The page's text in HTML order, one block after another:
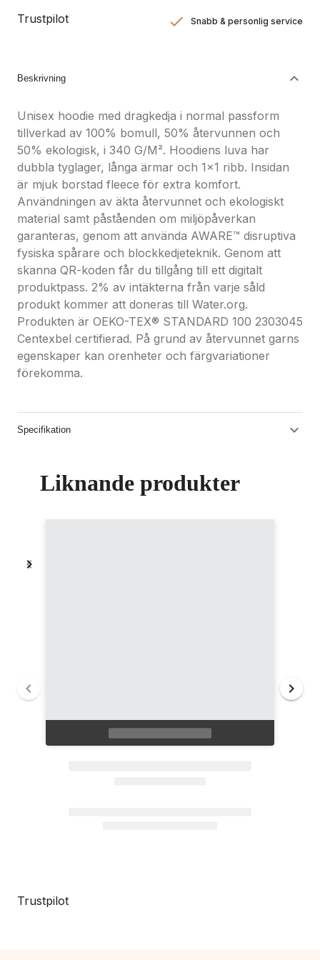
Trustpilot Snabb & personlig service
Beskrivning
Unisex hoodie med dragkedja i normal passform
tillverkad av 100% bomull, 50% återvunnen och
50% ekologisk, i 340 G/M². Hoodiens luva har
dubbla tyglager, långa ärmar och 1x1 ribb. Insidan
är mjuk borstad fleece för extra komfort.
Användningen av äkta återvunnet och ekologiskt
material samt påståenden om miljöpåverkan
garanteras, genom att använda AWARE™ disruptiva
fysiska spårare och blockkedjeteknik. Genom att
skanna QR-koden får du tillgång till ett digitalt
produktpass. 2% av intäkterna från varje såld
produkt kommer att doneras till Water.org.
Produkten är OEKO-TEX® STANDARD 100 2303045
Centexbel certifierad. På grund av återvunnet garns
egenskaper kan orenheter och färgvariationer
förekomma.
Specifikation
Liknande produkter
Trustpilot